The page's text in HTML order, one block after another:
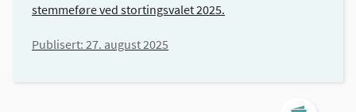
stemmeføre ved stortingsvalet 2025.
Publisert: 27. august 2025